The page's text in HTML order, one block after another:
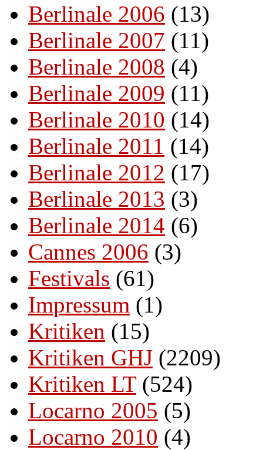
Berlinale 2006 (13)
Berlinale 2007 (11)
Berlinale 2008 (4)
Berlinale 2009 (11)
Berlinale 2010 (14)
Berlinale 2011 (14)
Berlinale 2012 (17)
Berlinale 2013 (3)
Berlinale 2014 (6)
Cannes 2006 (3)
Festivals (61)
Impressum (1)
Kritiken (15)
Kritiken GHJ (2209)
Kritiken LT(524)
Locarno 2005 (5)
Locarno 2010 (4)